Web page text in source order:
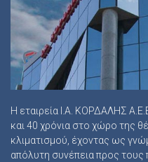
Η εταιρεία Ι.Α. ΚΟΡΔΑΛΗΣ
και 40 χρόνια στο χώρο της
κλιματισμού, έχοντας ως
απόλυτη συνέπεια προς τους